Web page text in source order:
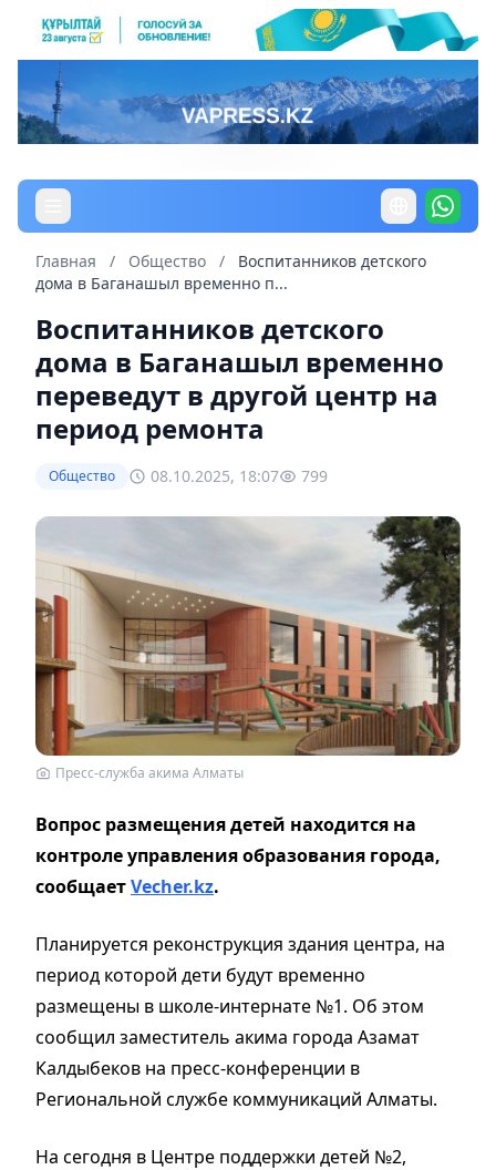
Главная / Общество /
Воспитанников детского
дома в Баганашыл временно п...
Воспитанников детского
дома в Баганашыл временно
переведут в другой центр на
период ремонта
Общество 08.10.2025, 18:07 799
Пресс-служба акима Алматы
Вопрос размещения детей находится на
контроле управления образования города,
сообщаетVecher.kz.
Планируется реконструкция здания центра, на
период которой дети будут временно
размещены в школе-интернате №1. Об этом
сообщил заместитель акима города Азамат
Калдыбеков на пресс-конференции в
Региональной службе коммуникаций Алматы.
На сегодня в Центре поддержки детей №2,